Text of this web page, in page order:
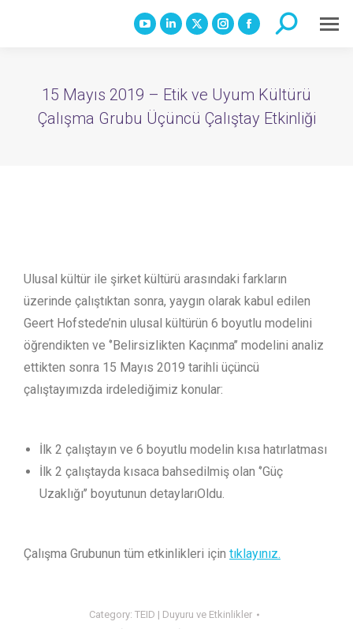
YouTube
in
new
Linkedin
in
new
X
in
new
Instagram
in
new
Facebook
in
new
Search:
15 Mayıs 2019 – Etik ve Uyum Kültürü
Çalışma Grubu Üçüncü Çalıştay Etkinliği
Ulusal kültür ile şirket kültürü arasındaki farkların
üzerinde çalıştıktan sonra, yaygın olarak kabul edilen
Geert Hofstede’nin ulusal kültürün 6 boyutlu modelini
öğrendikten ve ‘’Belirsizlikten Kaçınma’’ modelini analiz
ettikten sonra 15 Mayıs 2019 tarihli üçüncü
çalıştayımızda irdelediğimiz konular:
İlk 2 çalıştayın ve 6 boyutlu modelin kısa hatırlatması
İlk 2 çalıştayda kısaca bahsedilmiş olan ‘’Güç
Uzaklığı’’ boyutunun detaylarıOldu.
Çalışma Grubunun tüm etkinlikleri için tıklayınız.
Category: TEID | Duyuru ve Etkinlikler